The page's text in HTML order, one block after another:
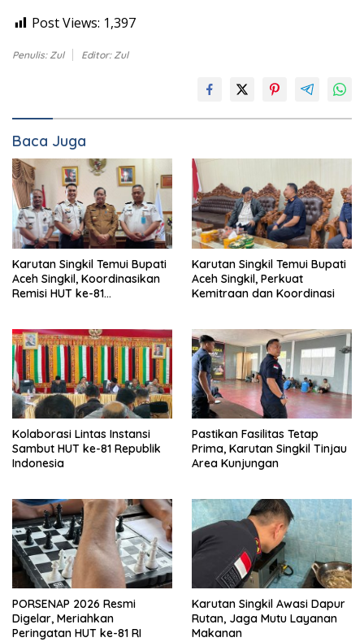
Post Views: 1,397
Penulis: Zul Editor: Zul
Baca Juga
Karutan Singkil Temui Bupati
Aceh Singkil, Koordinasikan
Remisi HUT ke-81
Karutan Singkil Temui Bupati
Aceh Singkil, Perkuat
Kemitraan dan Koordinasi
Kolaborasi Lintas Instansi
Sambut HUT ke-81 Republik
Indonesia
Pastikan Fasilitas Tetap
Prima, Karutan Singkil Tinjau
Area Kunjungan
PORSENAP 2026 Resmi
Digelar, Meriahkan
Peringatan HUT ke-81 RI
Karutan Singkil Awasi Dapur
Rutan, Jaga Mutu Layanan
Makanan